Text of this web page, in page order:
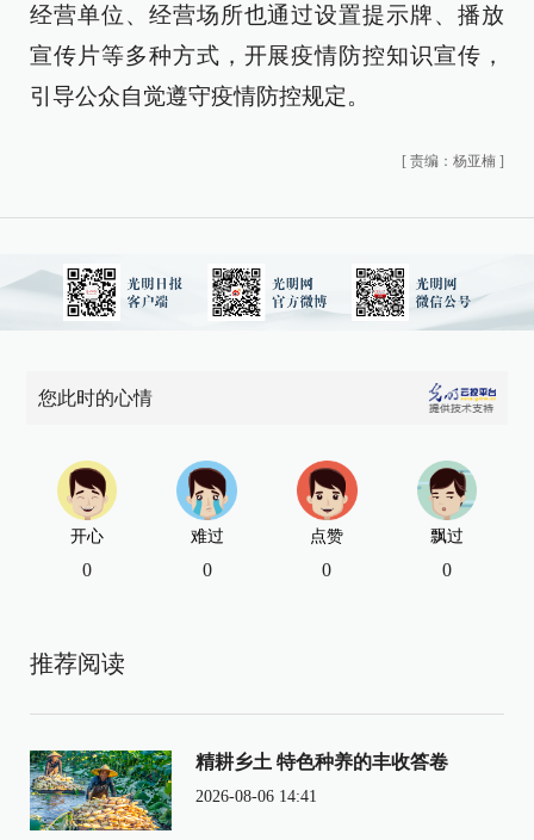
经营单位、经营场所也通过设置提示牌、播放
宣传片等多种方式，开展疫情防控知识宣传，
引导公众自觉遵守疫情防控规定。
[ 责编：杨亚楠 ]
您此时的心情
开心
0
难过
0
点赞
0
飘过
0
推荐阅读
精耕乡土 特色种养的丰收答卷
2026-08-06 14:41